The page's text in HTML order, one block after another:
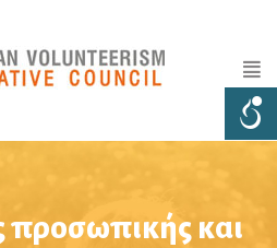
προσωπικής και